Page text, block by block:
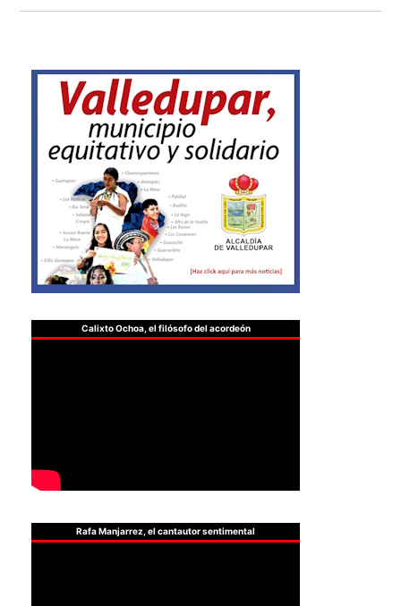
Calixto Ochoa, el filósofo del acordeón
Rafa Manjarrez, el cantautor sentimental